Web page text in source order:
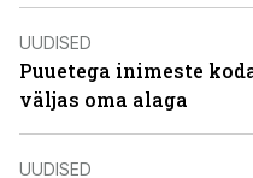
UUDISED
Puuetega inimeste
väljas oma alaga
UUDISED